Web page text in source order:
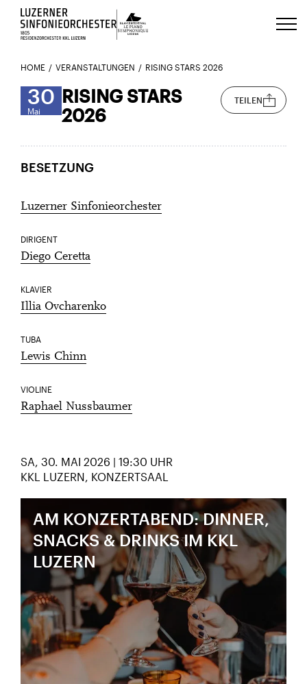
Luzerns Klavierfestival «Le Piano
HOME VERANSTALTUNGEN RISING STARS 2026
30
Mai
RISING STARS
2026
TEILEN
BESETZUNG
Luzerner Sinfonieorchester
DIRIGENT
Diego Ceretta
KLAVIER
Illia Ovcharenko
TUBA
Lewis Chinn
VIOLINE
Raphael Nussbaumer
SA, 30. MAI 2026 | 19:30 UHR
KKL LUZERN, KONZERTSAAL
AM KONZERTABEND: DINNER,
SNACKS & DRINKS IM KKL
LUZERN